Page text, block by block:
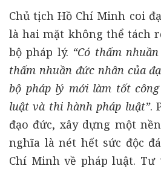
Chủ tịch Hồ Chí Minh coi
là hai mặt không thể tách
bộ pháp lý. “Có thấm
thấm nhuần đức nhân của
bộ pháp lý mới làm tốt
luật và thi hành pháp luật”.
đạo đức, xây dựng một
nghĩa là nét hết sức độc
Chí Minh về pháp luật. Tư